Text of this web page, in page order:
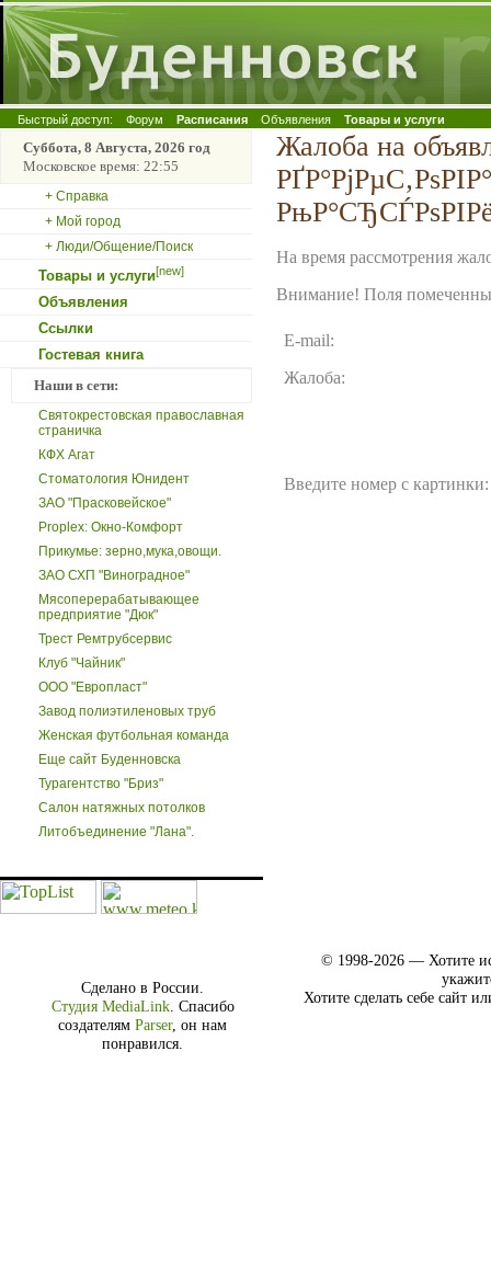
Быстрый доступ: Форум Расписания Объявления Товары и услуги
Суббота, 8 Августа, 2026 год
Московское время: 22:55
+ Справка
+ Мой город
+ Люди/Общение/Поиск
Товары и услуги[new]
Объявления
Ссылки
Гостевая книга
Наши в сети:
Святокрестовская православная
страничка
КФХ Агат
Стоматология Юнидент
ЗАО "Прасковейское"
Proplex: Окно-Комфорт
Прикумье: зерно,мука,овощи.
ЗАО СХП "Виноградное"
Мясоперерабатывающее
предприятие "Дюк"
Трест Ремтрубсервис
Клуб "Чайник"
ООО "Европласт"
Завод полиэтиленовых труб
Женская футбольная команда
Еще сайт Буденновска
Турагентство "Бриз"
Салон натяжных потолков
Литобъединение "Лана".
Жалоба на
На время рассмотрения
Внимание! Поля
E-mail:
Жалоба:
Введите номер с картинки:
Сделано в России.
Студия MediaLink. Спасибо
создателям Parser, он нам
понравился.
© 1998-2026 — Хотите
Хотите сделать себе сайт